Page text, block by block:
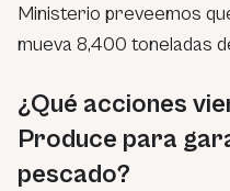
Ministerio preveemos
mueva 8,400 toneladas
¿Qué acciones
Produce para
pescado?